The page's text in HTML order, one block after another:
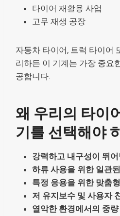
타이어 재활용 사업
고무 재생 공장
자동차 타이어, 트럭 타이어
리하든 이 기계는 가장 중요
공합니다.
왜 우리의 타이
기를 선택해야
강력하고 내구성이 뛰
하류 사용을 위한 일관
특정 응용을 위한 맞춤
저 유지보수 및 사용자
열악한 환경에서의 중